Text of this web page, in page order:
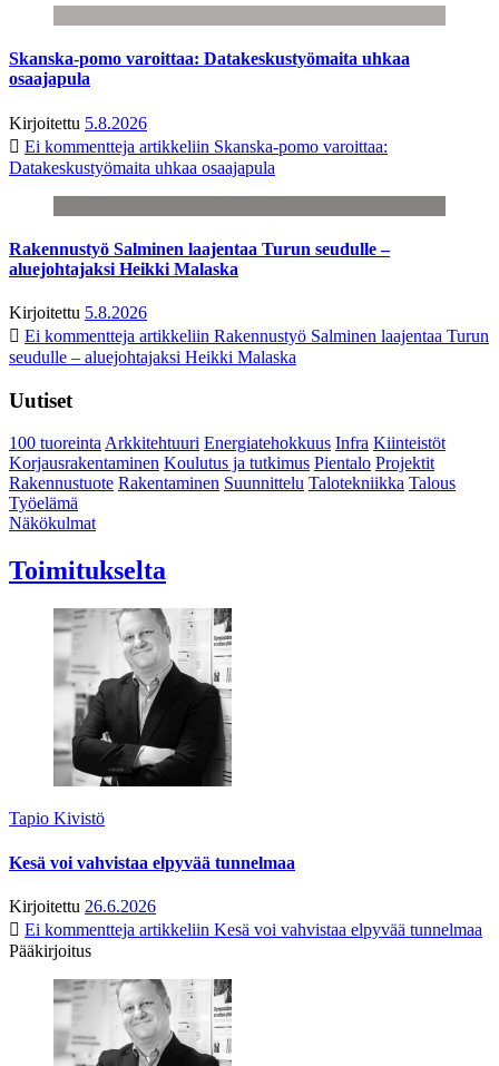
Skanska-pomo varoittaa: Datakeskustyömaita uhkaa
osaajapula
Kirjoitettu 5.8.2026
Ei kommentteja artikkeliin Skanska-pomo varoittaa:
Datakeskustyömaita uhkaa osaajapula
Rakennustyö Salminen laajentaa Turun seudulle –
aluejohtajaksi Heikki Malaska
Kirjoitettu 5.8.2026
Ei kommentteja artikkeliin Rakennustyö Salminen laajentaa Turun
seudulle – aluejohtajaksi Heikki Malaska
Uutiset
100 tuoreintaArkkitehtuuri Energiatehokkuus Infra Kiinteistöt
Korjausrakentaminen Koulutus ja tutkimus Pientalo Projektit
Rakennustuote Rakentaminen Suunnittelu Talotekniikka Talous
Työelämä
Näkökulmat
Toimitukselta
Tapio Kivistö
Kesä voi vahvistaa elpyvää tunnelmaa
Kirjoitettu 26.6.2026
Ei kommentteja artikkeliin Kesä voi vahvistaa elpyvää tunnelmaa
Pääkirjoitus